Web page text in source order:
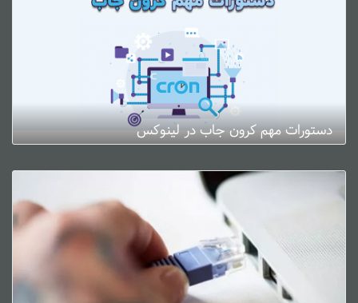
دستورات مهم کرون جاب در لینوکس